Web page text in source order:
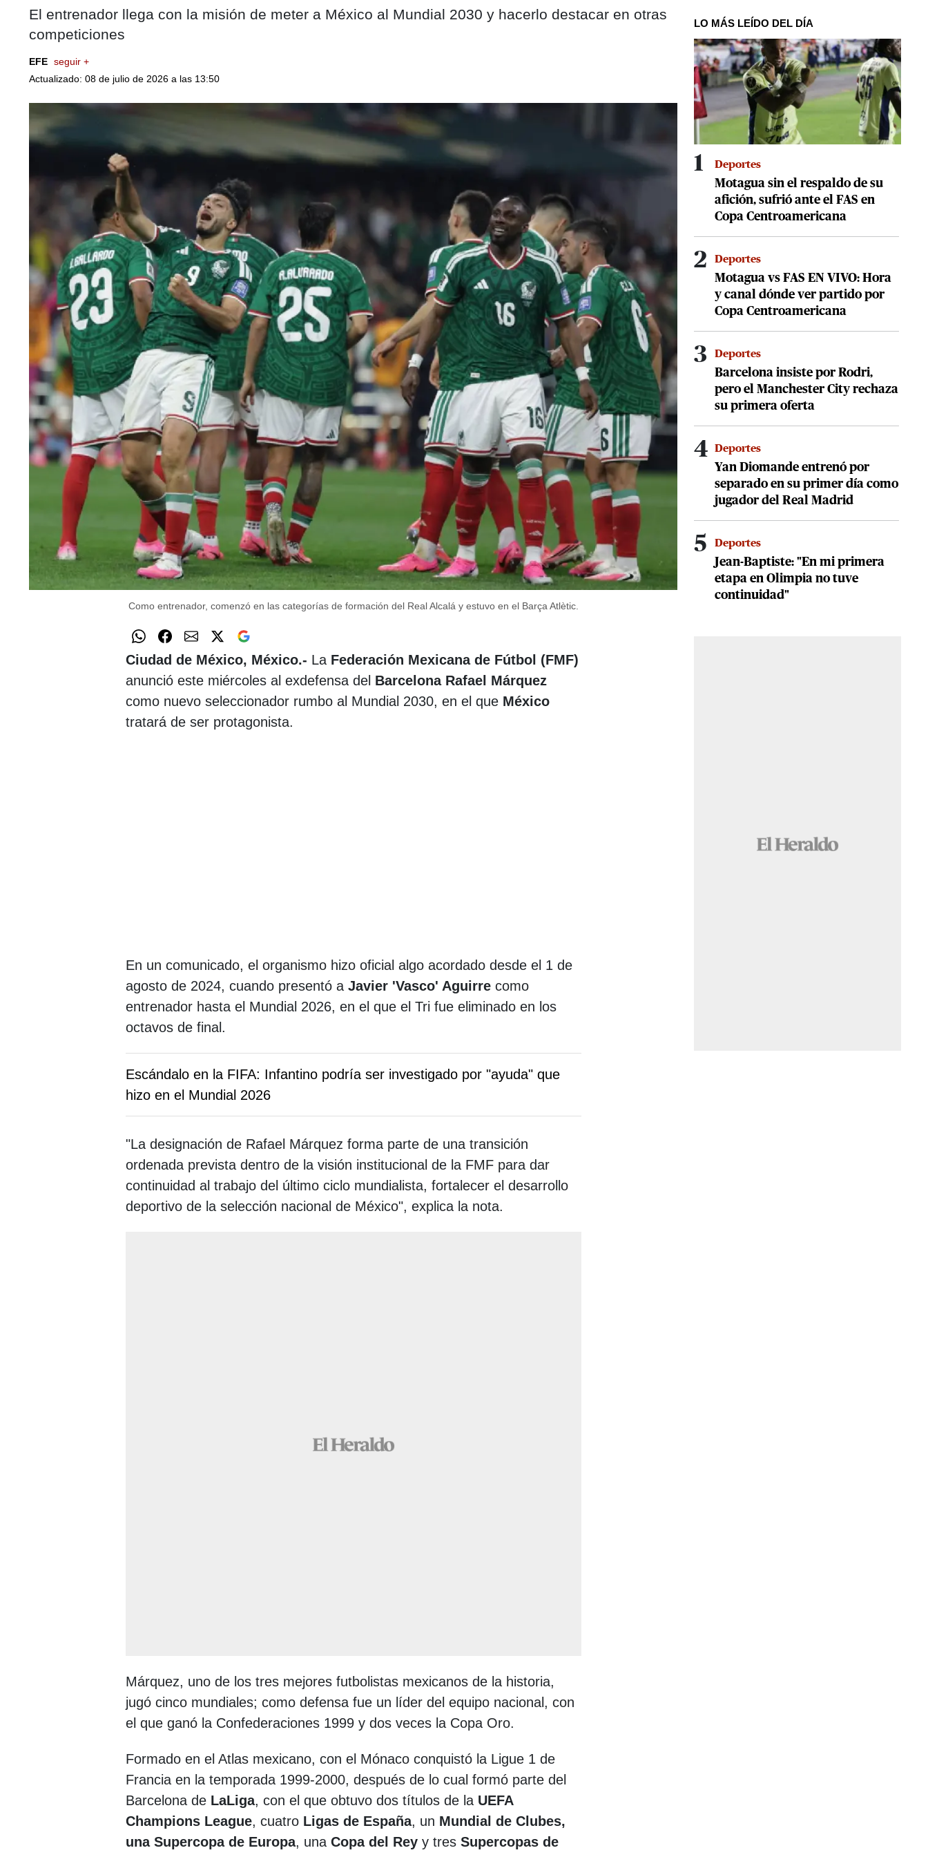
El entrenador llega con la misión de meter a México al Mundial 2030 y hacerlo destacar en otras
competiciones
EFE seguir +
Actualizado: 08 de julio de 2026 a las 13:50
Como entrenador, comenzó en las categorías de formación del Real Alcalá y estuvo en el Barça Atlètic.
Ciudad de México, México.- LaFederación Mexicana de Fútbol (FMF)
anunció este miércoles al exdefensa del Barcelona Rafael Márquez
como nuevo seleccionador rumbo al Mundial 2030, en el que México
tratará de ser protagonista.
En un comunicado, el organismo hizo oficial algo acordado desde el 1 de
agosto de 2024, cuando presentó a Javier 'Vasco' Aguirrecomo
entrenador hasta el Mundial 2026, en el que el Tri fue eliminado en los
octavos de final.
Escándalo en la FIFA: Infantino podría ser investigado por "ayuda" que
hizo en el Mundial 2026
"La designación de Rafael Márquez forma parte de una transición
ordenada prevista dentro de la visión institucional de la FMF para dar
continuidad al trabajo del último ciclo mundialista, fortalecer el desarrollo
deportivo de la selección nacional de México", explica la nota.
Márquez, uno de los tres mejores futbolistas mexicanos de la historia,
jugó cinco mundiales; como defensa fue un líder del equipo nacional, con
el que ganó la Confederaciones 1999 y dos veces la Copa Oro.
Formado en el Atlas mexicano, con el Mónaco conquistó la Ligue 1 de
Francia en la temporada 1999-2000, después de lo cual formó parte del
Barcelona de LaLiga, con el que obtuvo dos títulos de la UEFA
Champions League, cuatro Ligas de España, un Mundial de Clubes,
una Supercopa de Europa, unaCopa del Reyy tresSupercopas de
LO MÁS LEÍDO DEL DÍA
1 Deportes
Motagua sin el respaldo de su
afición, sufrió ante el FAS en
Copa Centroamericana
2 Deportes
Motagua vs FAS EN VIVO: Hora
y canal dónde ver partido por
Copa Centroamericana
3 Deportes
Barcelona insiste por Rodri,
pero el Manchester City rechaza
su primera oferta
4 Deportes
Yan Diomande entrenó por
separado en su primer día como
jugador del Real Madrid
5 Deportes
Jean-Baptiste: "En mi primera
etapa en Olimpia no tuve
continuidad"